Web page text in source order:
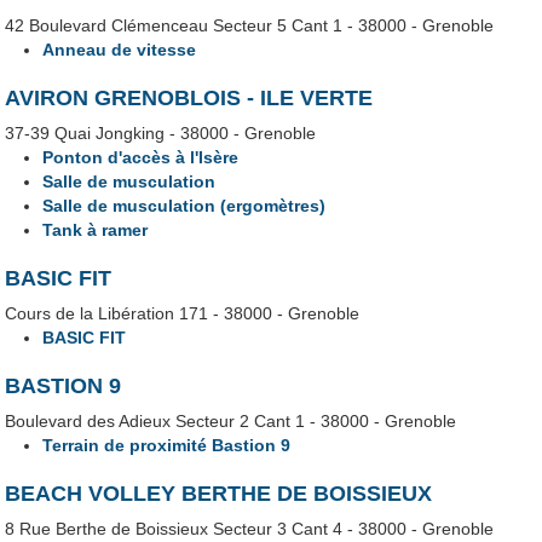
42 Boulevard Clémenceau Secteur 5 Cant 1 - 38000 - Grenoble
Anneau de vitesse
AVIRON GRENOBLOIS - ILE VERTE
37-39 Quai Jongking - 38000 - Grenoble
Ponton d'accès à l'Isère
Salle de musculation
Salle de musculation (ergomètres)
Tank à ramer
BASIC FIT
Cours de la Libération 171 - 38000 - Grenoble
BASIC FIT
BASTION 9
Boulevard des Adieux Secteur 2 Cant 1 - 38000 - Grenoble
Terrain de proximité Bastion 9
BEACH VOLLEY BERTHE DE BOISSIEUX
8 Rue Berthe de Boissieux Secteur 3 Cant 4 - 38000 - Grenoble